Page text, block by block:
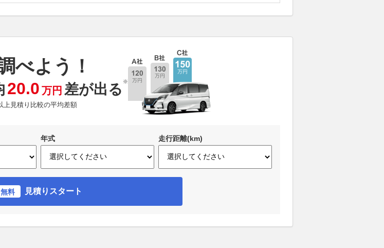
べよう！
20.0 万円 差が出る ※
上見積り比較の平均差額
年式 走行距離(km)
無料 見積りスタート